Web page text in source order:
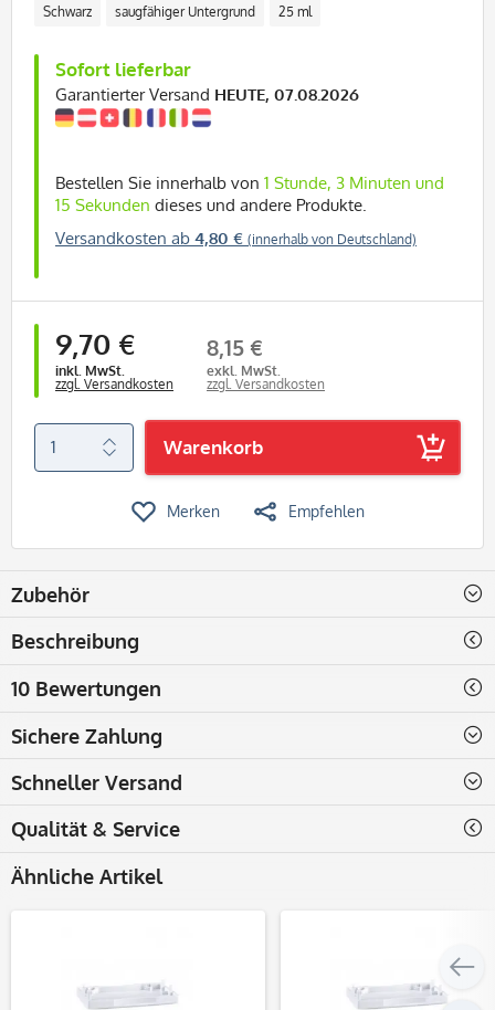
Schwarz saugfähiger Untergrund 25 ml
Sofort lieferbar
Garantierter Versand HEUTE, 07.08.2026
Bestellen Sie innerhalb von 1 Stunde, 3 Minuten und
15 Sekunden dieses und andere Produkte.
Versandkosten ab 4,80 € (innerhalb von Deutschland)
9,70 €
inkl. MwSt.
zzgl. Versandkosten
8,15 €
exkl. MwSt.
zzgl. Versandkosten
Warenkorb
Merken Empfehlen
Zubehör
Beschreibung
10 Bewertungen
Sichere Zahlung
Schneller Versand
Qualität & Service
Ähnliche Artikel